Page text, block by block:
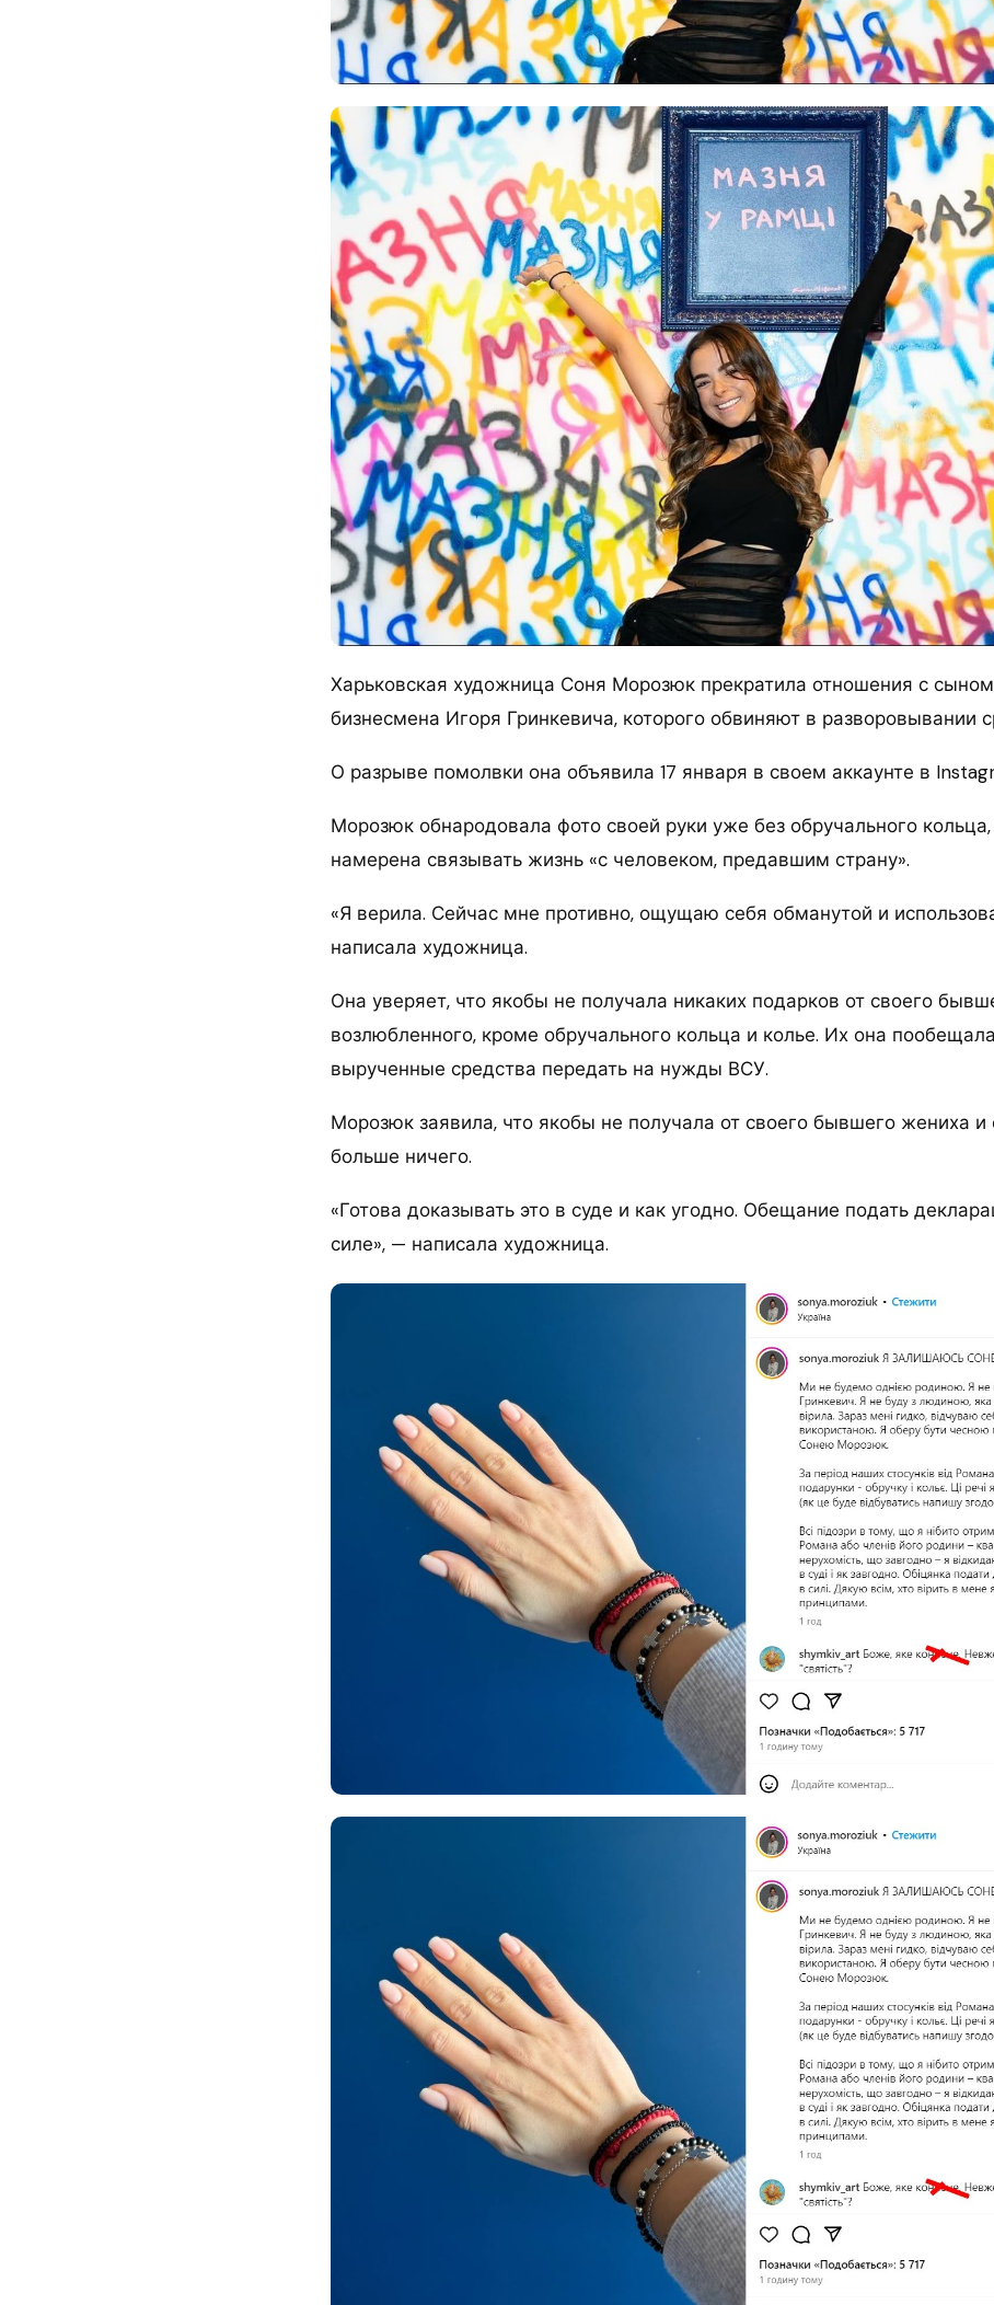
Харьковская художница Соня Морозюк прекратила отношения с
бизнесмена Игоря Гринкевича, которого обвиняют в разворовывании
О разрыве помолвки она объявила 17 января в своем аккаунте в
Морозюк обнародовала фото своей руки уже без обручального
намерена связывать жизнь «с человеком, предавшим страну».
«Я верила. Сейчас мне противно, ощущаю себя обманутой и
написала художница.
Она уверяет, что якобы не получала никаких подарков от своего
возлюбленного, кроме обручального кольца и колье. Их она
вырученные средства передать на нужды ВСУ.
Морозюк заявила, что якобы не получала от своего бывшего жениха и
больше ничего.
«Готова доказывать это в суде и как угодно. Обещание подать
силе», — написала художница.